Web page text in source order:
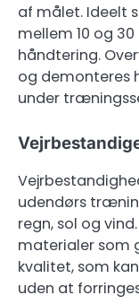
af målet. Ideelt
mellem 10 og
håndtering.
og demonteres
under
udendørs
regn, sol og
materialer som
kvalitet, som
uden at